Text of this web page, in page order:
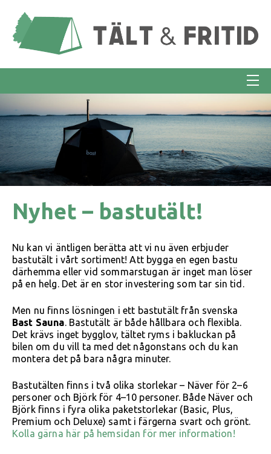
Nyhet – bastutält!
Nu kan vi äntligen berätta att vi nu även erbjuder
bastutält i vårt sortiment! Att bygga en egen bastu
därhemma eller vid sommarstugan är inget man löser
på en helg. Det är en stor investering som tar sin tid.
Men nu finns lösningen i ett bastutält från svenska
Bast Sauna. Bastutält är både hållbara och flexibla.
Det krävs inget bygglov, tältet ryms i bakluckan på
bilen om du vill ta med det någonstans och du kan
montera det på bara några minuter.
Bastutälten finns i två olika storlekar – Näver för 2–6
personer och Björk för 4–10 personer. Både Näver och
Björk finns i fyra olika paketstorlekar (Basic, Plus,
Premium och Deluxe) samt i färgerna svart och grönt.
Kolla gärna här på hemsidan för mer information!